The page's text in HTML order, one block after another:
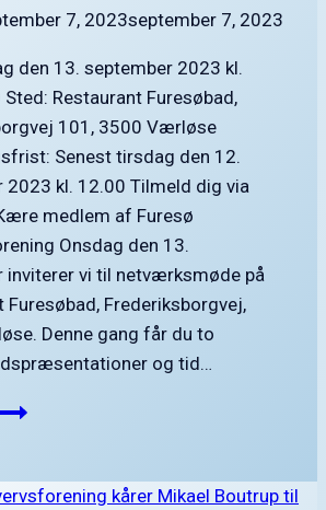
7, 2023september 7, 2023
den 13. september 2023 kl.
Restaurant Furesøbad,
101, 3500 Værløse
Senest tirsdag den 12.
2023 kl. 12.00 Tilmeld dig via
medlem af Furesø
Onsdag den 13.
inviterer vi til netværksmøde på
Furesøbad, Frederiksborgvej,
Denne gang får du to
og tid…
onsdag